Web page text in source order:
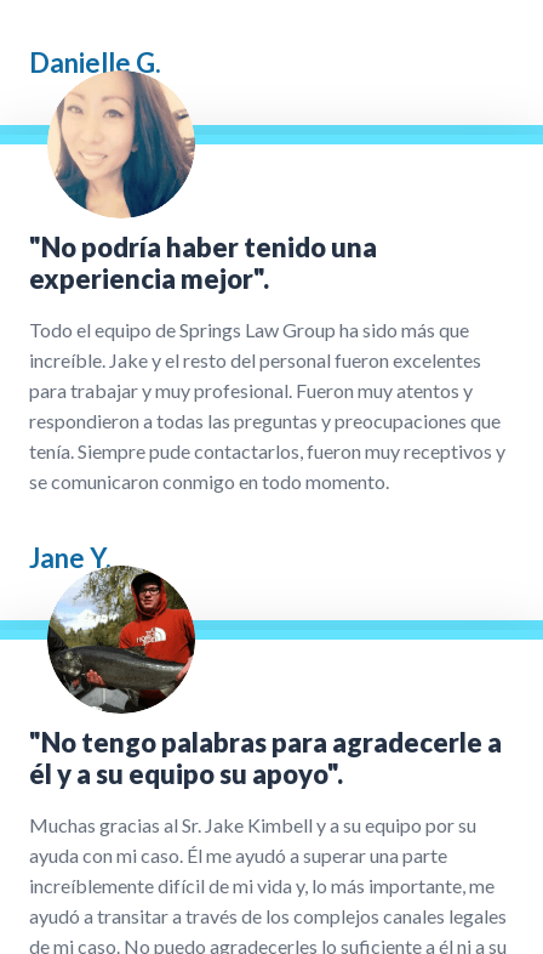
Danielle G.
"No podría haber tenido una
experiencia mejor".
Todo el equipo de Springs Law Group ha sido más que
increíble. Jake y el resto del personal fueron excelentes
para trabajar y muy profesional. Fueron muy atentos y
respondieron a todas las preguntas y preocupaciones que
tenía. Siempre pude contactarlos, fueron muy receptivos y
se comunicaron conmigo en todo momento.
Jane Y.
"No tengo palabras para agradecerle a
él y a su equipo su apoyo".
Muchas gracias al Sr. Jake Kimbell y a su equipo por su
ayuda con mi caso. Él me ayudó a superar una parte
increíblemente difícil de mi vida y, lo más importante, me
ayudó a transitar a través de los complejos canales legales
de mi caso. No puedo agradecerles lo suficiente a él ni a su